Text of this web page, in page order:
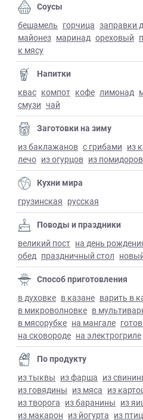
Соусы
бешамель горчица заправки
майонез маринад ореховый
к мясу
Напитки
квас компот кофе лимонад
смузи чай
Заготовки на зиму
из баклажанов с грибами из
лечо из огурцов из помидоров
Кухни мира
грузинская русская
Поводы и праздники
великий пост на день
обед праздничный стол
Способ приготовления
в духовке в казане варить в
в микроволновке в
в мясорубке на мангале
на сковороде на электрогриле
По продукту
из тыквы из фарша из
из говядины из мяса из
из творога из баранины из
из макарон из йогурта из